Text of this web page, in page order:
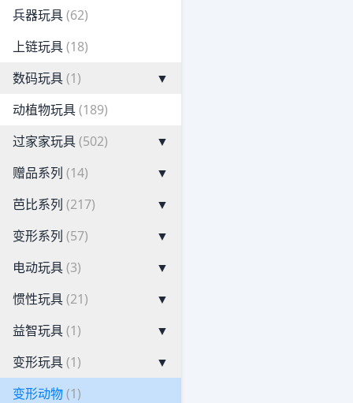
兵器玩具(62)
上链玩具(18)
数码玩具(1)
▼
动植物玩具(189)
过家家玩具(502)
▼
赠品系列 (14)
▼
芭比系列 (217)
▼
变形系列 (57)
▼
电动玩具(3)
▼
惯性玩具(21)
▼
益智玩具(1)
▼
变形玩具(1)
▼
变形动物(1)